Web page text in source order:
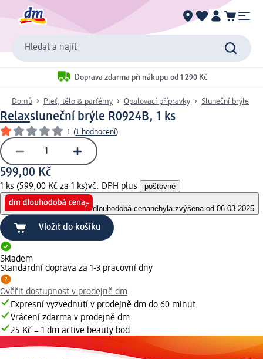
Hledat a najít
Doprava zdarma při nákupu od 1 290 Kč
Domů Pleť, tělo & parfémy Opalovací přípravky Sluneční brýle
Relaxsluneční brýle R0924B, 1 ks
1 (1 hodnocení)
599,00 Kč
1 ks (599,00 Kč za 1 ks)vč. DPH plus poštovné
dlouhodobá cenanebyla zvýšena od 06.03.2025
Vložit do košíku
Skladem
Standardní doprava za 1-3 pracovní dny
Ověřit dostupnost v prodejně dm
Expresní vyzvednutí v prodejně dm do 60 minut
Vrácení zdarma v prodejně dm
25 Kč = 1 dm active beauty bod